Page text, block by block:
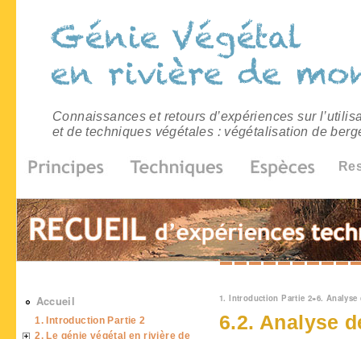
Connaissances et retours d’expériences sur
et de techniques végétales : végétalisation de
Vous êtes ici
1. Introduction Partie 2»6. Analyse
6.2. Analyse
Accueil
1. Introduction Partie 2
2. Le génie végétal en rivière de